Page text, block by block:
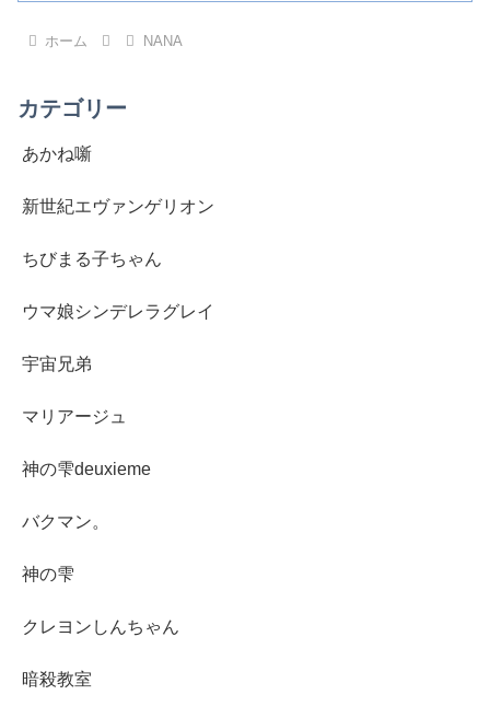
ホーム NANA
カテゴリー
あかね噺
新世紀エヴァンゲリオン
ちびまる子ちゃん
ウマ娘シンデレラグレイ
宇宙兄弟
マリアージュ
神の雫deuxieme
バクマン。
神の雫
クレヨンしんちゃん
暗殺教室